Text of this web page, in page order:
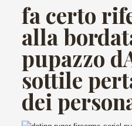
fa certo
alla
pupazzo
sottile
dei